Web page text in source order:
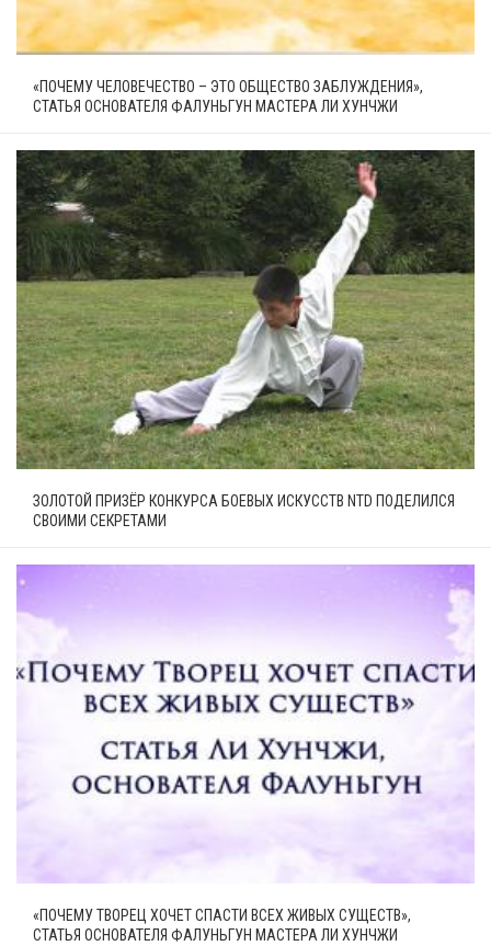
«ПОЧЕМУ ЧЕЛОВЕЧЕСТВО – ЭТО ОБЩЕСТВО ЗАБЛУЖДЕНИЯ»,
СТАТЬЯ ОСНОВАТЕЛЯ ФАЛУНЬГУН МАСТЕРА ЛИ ХУНЧЖИ
ЗОЛОТОЙ ПРИЗЁР КОНКУРСА БОЕВЫХ ИСКУССТВ NTD ПОДЕЛИЛСЯ
СВОИМИ СЕКРЕТАМИ
«ПОЧЕМУ ТВОРЕЦ ХОЧЕТ СПАСТИ ВСЕХ ЖИВЫХ СУЩЕСТВ»,
СТАТЬЯ ОСНОВАТЕЛЯ ФАЛУНЬГУН МАСТЕРА ЛИ ХУНЧЖИ